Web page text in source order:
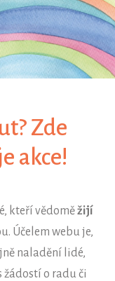
Zde
akce!
kteří vědoměžijí
Účelem webu je,
naladění lidé,
žádostí o radu či